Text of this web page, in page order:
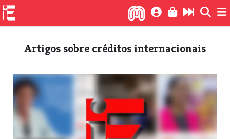
Artigos sobre créditos internacionais